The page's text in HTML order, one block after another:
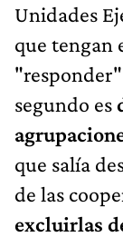
Unidades
que tengan
"responder"
segundo es
que salía
de las
excluirlas